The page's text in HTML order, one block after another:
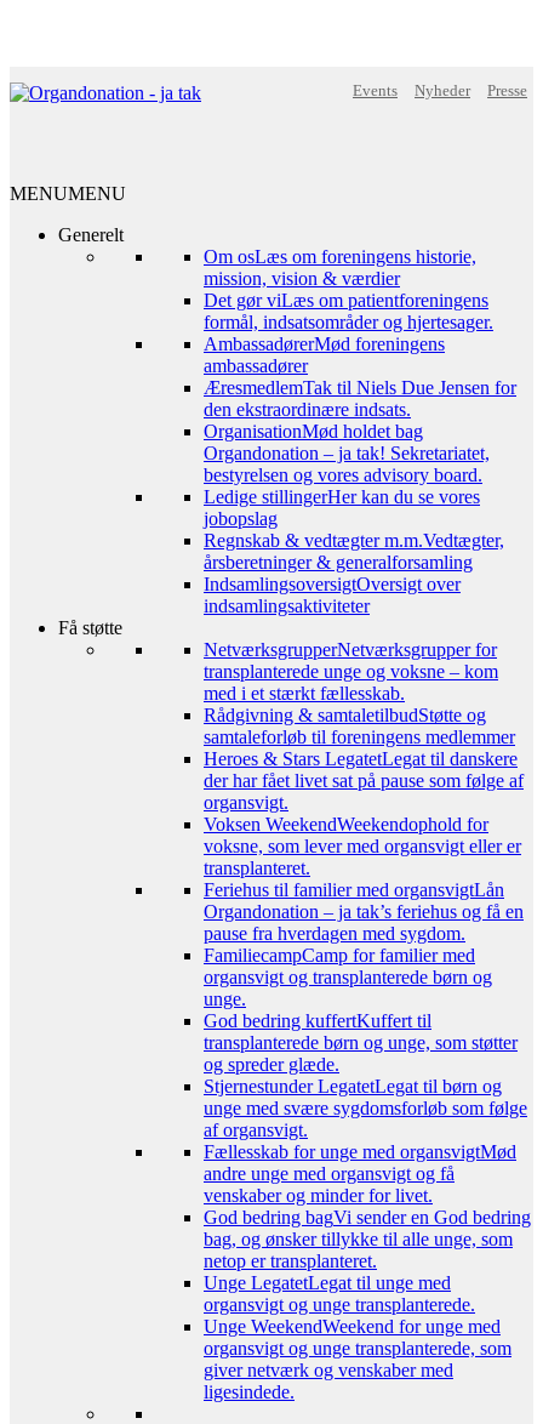
Events Nyheder Presse
MENUMENU
Generelt
Om osLæs om foreningens historie,
mission, vision & værdier
Det gør viLæs om patientforeningens
formål, indsatsområder og hjertesager.
AmbassadørerMød foreningens
ambassadører
ÆresmedlemTak til Niels Due Jensen for
den ekstraordinære indsats.
OrganisationMød holdet bag
Organdonation – ja tak! Sekretariatet,
bestyrelsen og vores advisory board.
Ledige stillingerHer kan du se vores
jobopslag
Regnskab & vedtægter m.m.Vedtægter,
årsberetninger & generalforsamling
IndsamlingsoversigtOversigt over
indsamlingsaktiviteter
Få støtte
NetværksgrupperNetværksgrupper for
transplanterede unge og voksne – kom
med i et stærkt fællesskab.
Rådgivning & samtaletilbudStøtte og
samtaleforløb til foreningens medlemmer
Heroes & Stars LegatetLegat til danskere
der har fået livet sat på pause som følge af
organsvigt.
Voksen WeekendWeekendophold for
voksne, som lever med organsvigt eller er
transplanteret.
Feriehus til familier med organsvigtLån
Organdonation – ja tak’s feriehus og få en
pause fra hverdagen med sygdom.
FamiliecampCamp for familier med
organsvigt og transplanterede børn og
unge.
God bedring kuffertKuffert til
transplanterede børn og unge, som støtter
og spreder glæde.
Stjernestunder LegatetLegat til børn og
unge med svære sygdomsforløb som følge
af organsvigt.
Fællesskab for unge med organsvigtMød
andre unge med organsvigt og få
venskaber og minder for livet.
God bedring bagVi sender en God bedring
bag, og ønsker tillykke til alle unge, som
netop er transplanteret.
Unge LegatetLegat til unge med
organsvigt og unge transplanterede.
Unge WeekendWeekend for unge med
organsvigt og unge transplanterede, som
giver netværk og venskaber med
ligesindede.